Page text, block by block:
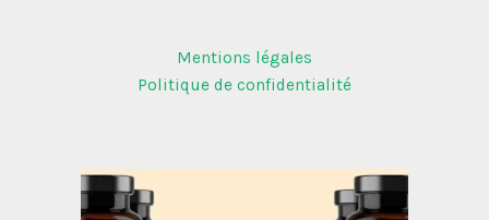
Mentions légales
Politique de confidentialité